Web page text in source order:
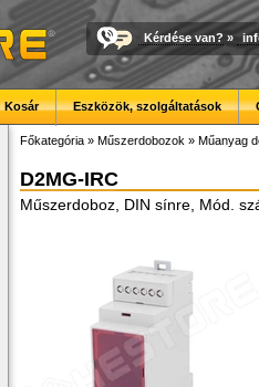
Kérdése van? »
Kosár Eszközök, szolgáltatások
Főkategória » Műszerdobozok » Műanyag
D2MG-IRC
Műszerdoboz, DIN sínre, Mód.